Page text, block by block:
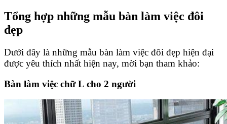
Tổng hợp những mẫu bàn làm việc đôi
đẹp
Dưới đây là những mẫu bàn làm việc đôi đẹp hiện đại
được yêu thích nhất hiện nay, mời bạn tham khảo:
Bàn làm việc chữ L cho 2 người